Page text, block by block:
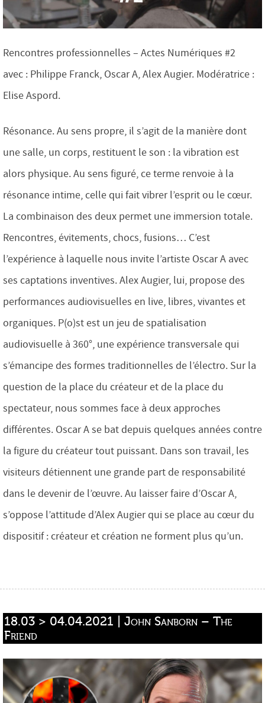
Rencontres professionnelles – Actes Numériques #2
avec : Philippe Franck, Oscar A, Alex Augier. Modératrice :
Elise Aspord.
Résonance. Au sens propre, il s’agit de la manière dont
une salle, un corps, restituent le son : la vibration est
alors physique. Au sens figuré, ce terme renvoie à la
résonance intime, celle qui fait vibrer l’esprit ou le cœur.
La combinaison des deux permet une immersion totale.
Rencontres, évitements, chocs, fusions… C’est
l’expérience à laquelle nous invite l’artiste Oscar A avec
ses captations inventives. Alex Augier, lui, propose des
performances audiovisuelles en live, libres, vivantes et
organiques. P(o)st est un jeu de spatialisation
audiovisuelle à 360°, une expérience transversale qui
s’émancipe des formes traditionnelles de l’électro. Sur la
question de la place du créateur et de la place du
spectateur, nous sommes face à deux approches
différentes. Oscar A se bat depuis quelques années contre
la figure du créateur tout puissant. Dans son travail, les
visiteurs détiennent une grande part de responsabilité
dans le devenir de l’œuvre. Au laisser faire d’Oscar A,
s’oppose l’attitude d’Alex Augier qui se place au cœur du
dispositif : créateur et création ne forment plus qu’un.
18.03 > 04.04.2021 | John Sanborn – The
Friend